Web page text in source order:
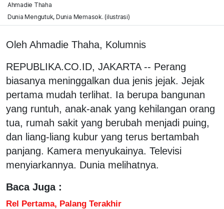
Ahmadie Thaha
Dunia Mengutuk, Dunia Memasok. (ilustrasi)
Oleh Ahmadie Thaha, Kolumnis
REPUBLIKA.CO.ID, JAKARTA -- Perang
biasanya meninggalkan dua jenis jejak. Jejak
pertama mudah terlihat. Ia berupa bangunan
yang runtuh, anak-anak yang kehilangan orang
tua, rumah sakit yang berubah menjadi puing,
dan liang-liang kubur yang terus bertambah
panjang. Kamera menyukainya. Televisi
menyiarkannya. Dunia melihatnya.
Baca Juga :
Rel Pertama, Palang Terakhir